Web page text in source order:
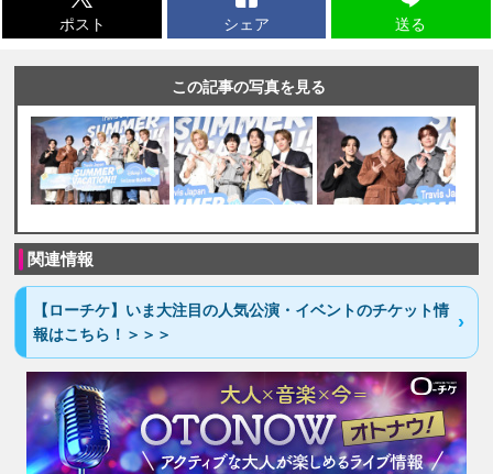
ポスト シェア 送る
この記事の写真を見る
関連情報
【ローチケ】いま大注目の人気公演・イベントのチケット情
報はこちら！＞＞＞